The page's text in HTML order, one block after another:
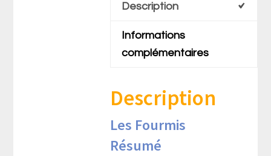
Description
Informations
complémentaires
Description
Les Fourmis
Résumé